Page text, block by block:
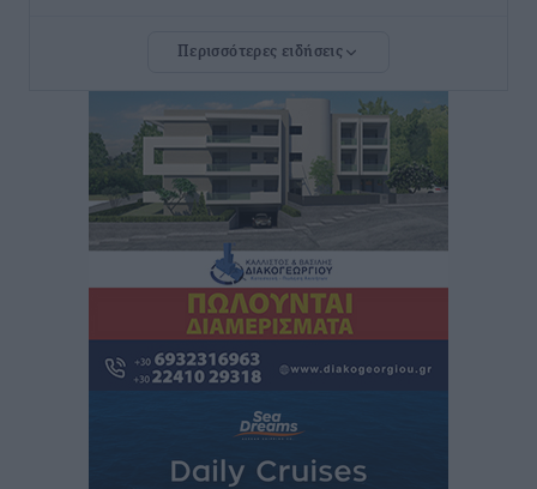
Την Παρασκευή 21 Αυγούστου η τελετή εγκαινίων
Γενναδίου παρουσία του Άδωνι Γεωργιάδη
Τοπικές Ειδήσεις• πριν 2 ώρες
Στη Λέρο ο πρόεδρος του ΠΑΣΟΚ Νίκος Ανδρουλάκης
πριν 2 ώρες
Στα 2-2,35 GW ο στόχος για τα πρώτα υπεράκτια
αιολικά πάρκα που θα λειτουργήσουν στη χώρα μας
• πριν 3 ώρες
Η Ελλάδα κρατά το τουριστικό momentum, παρά τις
πριν 4 ώρες
Περισσότερες ειδήσεις